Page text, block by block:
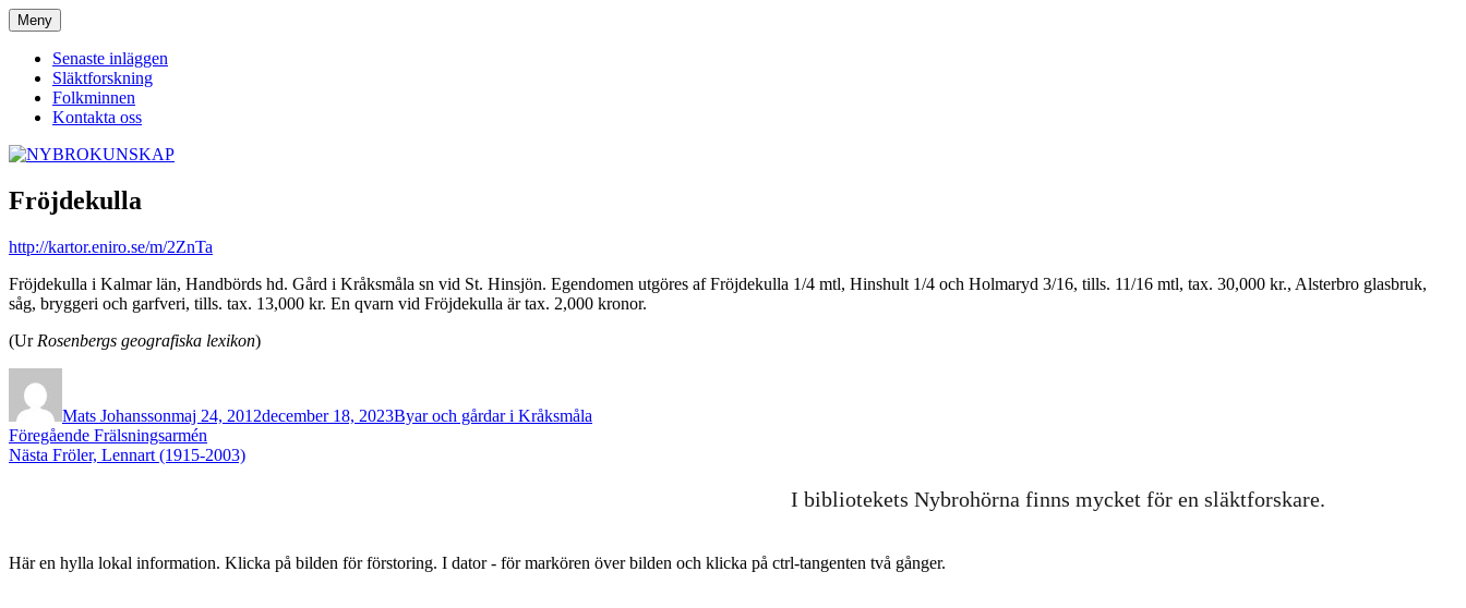
Hoppa
till
innehåll
NYBROKUNSKAP
Meny
Senaste inläggen
Släktforskning
Folkminnen
Kontakta oss
Fröjdekulla
http://kartor.eniro.se/m/2ZnTa
Fröjdekulla i Kalmar län, Handbörds hd. Gård i Kråksmåla sn vid St. Hinsjön. Egendomen utgöres af Fröjdekulla 1/4 mtl, Hinshult 1/4 och Holmaryd 3/16, tills. 11/16 mtl, tax. 30,000 kr., Alsterbro glasbruk,
såg, bryggeri och garfveri, tills. tax. 13,000 kr. En qvarn vid Fröjdekulla är tax. 2,000 kronor.
(Ur Rosenbergs geografiska lexikon)
Mats Johanssonmaj 24, 2012december 18, 2023Byar och gårdar i Kråksmåla
Inläggsnavigering
Föregående Föregående
inlägg:
Frälsningsarmén
Nästa Nästa
Fröler, Lennart (1915-2003)
I bibliotekets Nybrohörna finns mycket för en släktforskare.
Här en hylla lokal information. Klicka på bilden för förstoring. I dator - för markören över bilden och klicka på ctrl-tangenten två gånger.